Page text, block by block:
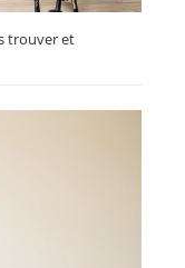
trouver et